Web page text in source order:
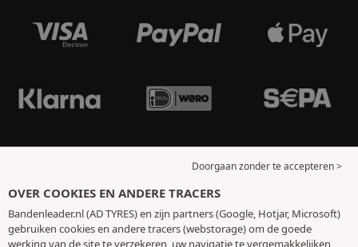
Doorgaan zonder te accepteren >
OVER COOKIES EN ANDERE TRACERS
Bandenleader.nl (AD TYRES) en zijn partners (Google, Hotjar, Microsoft)
gebruiken cookies en andere tracers (webstorage) om de goede
werking van de site te verzekeren, uw navigatie te vergemakkelijken,